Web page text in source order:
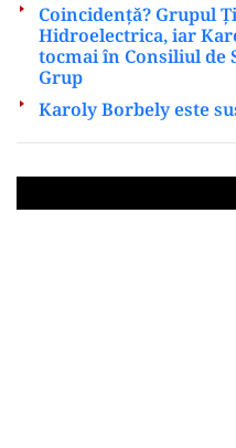
Coincidență? Grupul
Hidroelectrica, iar
tocmai în Consiliul de
Grup
Karoly Borbely este